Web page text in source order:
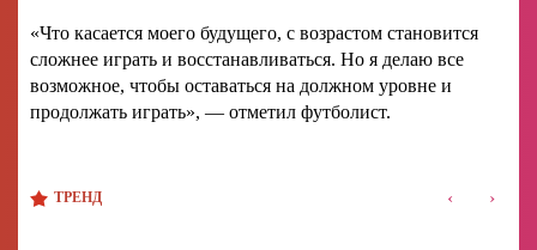
«Что касается моего будущего, с возрастом становится
сложнее играть и восстанавливаться. Но я делаю все
возможное, чтобы оставаться на должном уровне и
продолжать играть», — отметил футболист.
ТРЕНД ‹ ›